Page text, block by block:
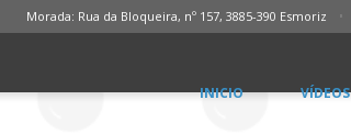
Morada: Rua da Bloqueira, nº 157, 3885-390 Esmoriz
INICIO VÍDEOS